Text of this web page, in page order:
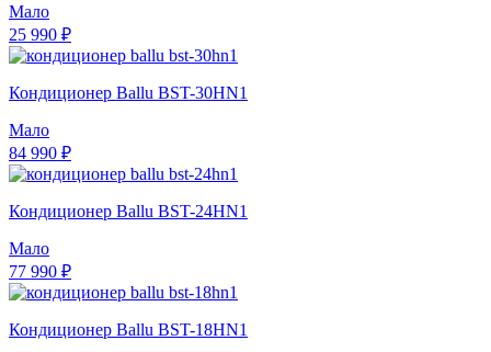
Мало
25 990 ₽
Кондиционер Ballu BST-30HN1
Мало
84 990 ₽
Кондиционер Ballu BST-24HN1
Мало
77 990 ₽
Кондиционер Ballu BST-18HN1